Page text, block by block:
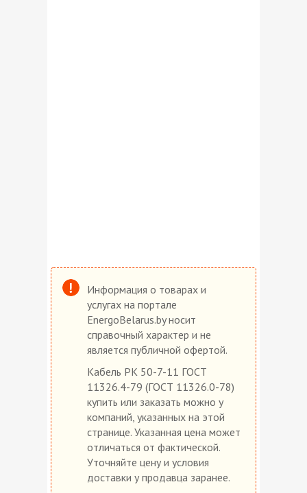
Информация о товарах и
услугах на портале
EnergoBelarus.by носит
справочный характер и не
является публичной офертой.
Кабель РК 50-7-11 ГОСТ
11326.4-79 (ГОСТ 11326.0-78)
купить или заказать можно у
компаний, указанных на этой
странице. Указанная цена может
отличаться от фактической.
Уточняйте цену и условия
доставки у продавца заранее.